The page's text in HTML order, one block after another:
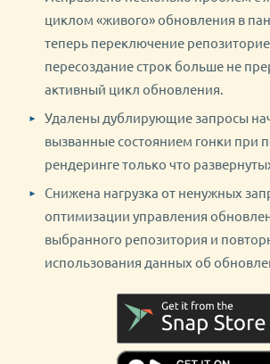
циклом «живого» обновления в
теперь переключение
пересоздание строк больше не
активный цикл обновления.
Удалены дублирующие запросы
вызванные состоянием гонки при
рендеринге только что
Снижена нагрузка от ненужных
оптимизации управления
выбранного репозитория и
использования данных об